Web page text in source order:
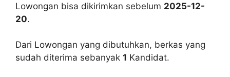
Lowongan bisa dikirimkan sebelum 2025-12-
20.
Dari Lowongan yang dibutuhkan, berkas yang
sudah diterima sebanyak 1 Kandidat.